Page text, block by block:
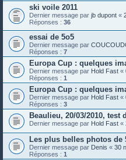
ski voile 2011
Dernier message par jb dupont «
Réponses : 36
essai de 5o5
Dernier message par
Réponses : 7
Europa Cup : quelques
Dernier message par Hold Fast «
Réponses : 1
Europa Cup : quelques
Dernier message par Hold Fast «
Réponses : 3
Beaulieu, 20/03/2010, test
Dernier message par Hold Fast «
Les plus belles photos de
Dernier message par Denis « 30
Réponses : 1